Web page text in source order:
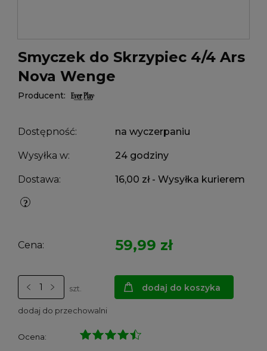
Smyczek do Skrzypiec 4/4 Ars
Nova Wenge
Producent:
Dostępność: na wyczerpaniu
Wysyłka w: 24 godziny
Dostawa: 16,00 zł - Wysyłka kurierem
Cena: 59,99 zł
szt. dodaj do koszyka
dodaj do przechowalni
Ocena: